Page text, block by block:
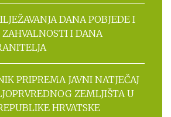
DANA POBJEDE I
I DANA
PRIPREMA JAVNI NATJEČAJ
ZEMLJIŠTA U
HRVATSKE